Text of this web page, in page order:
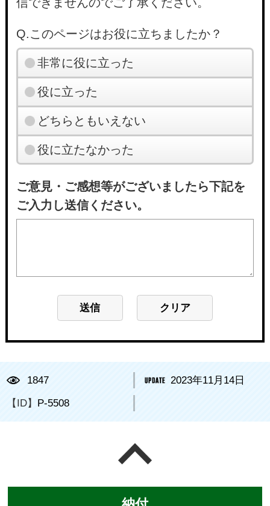
信できませんのでご了承ください。
Q.このページはお役に立ちましたか？
非常に役に立った
役に立った
どちらともいえない
役に立たなかった
ご意見・ご感想等がございましたら下記を
ご入力し送信ください。
1847 2023年11月14日
【ID】 P-5508